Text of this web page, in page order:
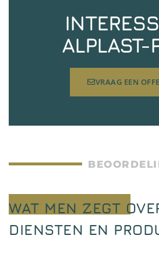
ALPLAST-
VRAAG EEN
WAT MEN ZEGT
DIENSTEN EN